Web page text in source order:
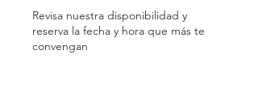
Revisa nuestra disponibilidad y
reserva la fecha y hora que más te
convengan